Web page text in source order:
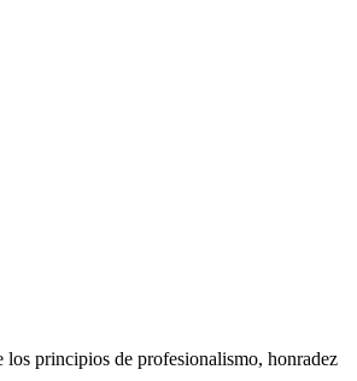
los principios de profesionalismo, honradez